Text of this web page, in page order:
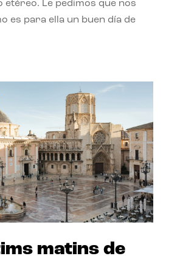
etéreo. Le pedimos que nos
es para ella un buen día de
matins de